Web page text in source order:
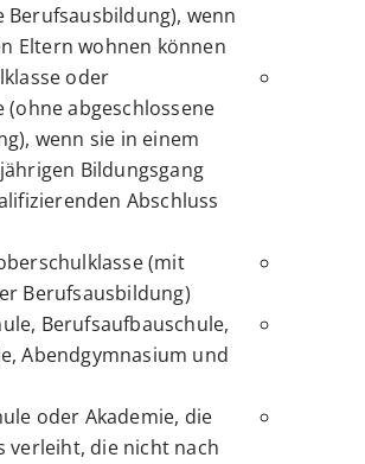
Berufsausbildung), wenn
Eltern wohnen können,
oder
(ohne abgeschlossene
wenn sie in einem
Bildungsgang
Abschluss
(mit
Berufsausbildung),
Berufsaufbauschule,
Abendgymnasium und
oder Akademie, die
verleiht, die nicht nach